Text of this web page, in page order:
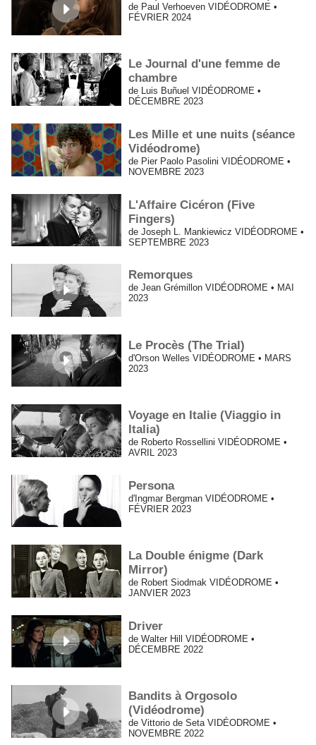
de Paul Verhoeven VIDÉODROME •
FÉVRIER 2024
Le Journal d'une femme de
chambre
de Luis Buñuel VIDÉODROME •
DÉCEMBRE 2023
Les Mille et une nuits (séance
Vidéodrome)
de Pier Paolo Pasolini VIDÉODROME •
NOVEMBRE 2023
L'Affaire Cicéron (Five
Fingers)
de Joseph L. Mankiewicz VIDÉODROME •
SEPTEMBRE 2023
Remorques
de Jean Grémillon VIDÉODROME • MAI
2023
Le Procès (The Trial)
d'Orson Welles VIDÉODROME • MARS
2023
Voyage en Italie (Viaggio in
Italia)
de Roberto Rossellini VIDÉODROME •
AVRIL 2023
Persona
d'Ingmar Bergman VIDÉODROME •
FÉVRIER 2023
La Double énigme (Dark
Mirror)
de Robert Siodmak VIDÉODROME •
JANVIER 2023
Driver
de Walter Hill VIDÉODROME •
DÉCEMBRE 2022
Bandits à Orgosolo
(Vidéodrome)
de Vittorio de Seta VIDÉODROME •
NOVEMBRE 2022